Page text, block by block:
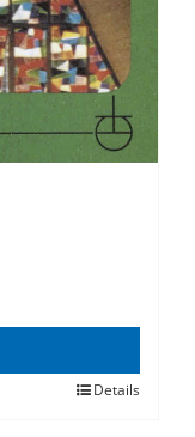
Details